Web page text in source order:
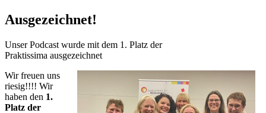
Ausgezeichnet!
Unser Podcast wurde mit dem 1. Platz der
Praktissima ausgezeichnet
Wir freuen uns
riesig!!!! Wir
haben den 1.
Platz der